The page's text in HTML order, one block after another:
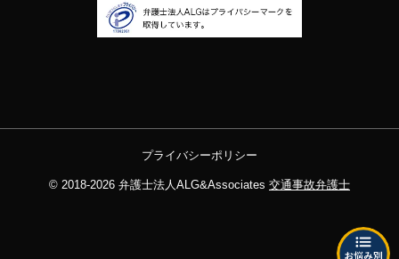
プライバシーポリシー
© 2018-2026 弁護士法人ALG&Associates 交通事故弁護士